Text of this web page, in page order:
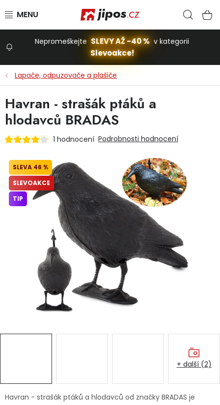
Stavba a dům
Dílna
Domácnost
Dětská hřiště
Autodoplňky
Vánoce
Nepromeškejte SLEVY AŽ -40 % v kategorii
Slevoakce!
Lapače, odpuzovače a plašiče
Havran - strašák ptáků a hlodavců od značky BRADAS je
Havran - strašák ptáků a
hlodavců BRADAS
1 hodnocení Podrobnosti hodnocení
46 %
SLEVOAKCE
TIP
+ další (2)